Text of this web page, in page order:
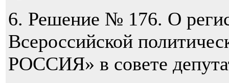
6. Решение № 176. О
Всероссийской
РОССИЯ» в совете